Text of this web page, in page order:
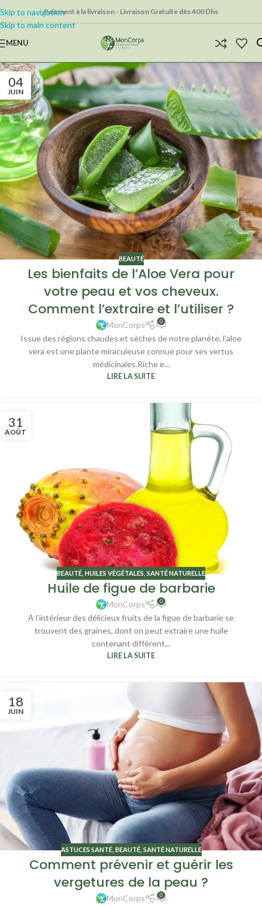
Skip to navigation
Skip to main content
Paiement à la livraison - Livraison Gratuite dès 400 Dhs
MENU
04
JUIN
BEAUTÉ
Les bienfaits de l’Aloe Vera pour
votre peau et vos cheveux.
Comment l’extraire et l’utiliser ?
MonCorps 0
Issue des régions chaudes et sèches de notre planète, l’aloe
vera est une plante miraculeuse connue pour ses vertus
médicinales.Riche e...
LIRE LA SUITE
31
AOÛT
BEAUTÉ HUILES VÉGÉTALES SANTÉ NATURELLE
Huile de figue de barbarie
MonCorps 0
À l’intérieur des délicieux fruits de la figue de barbarie se
trouvent des graines, dont on peut extraire une huile
contenant différent...
LIRE LA SUITE
18
JUIN
ASTUCES SANTÉ, BEAUTÉ, SANTÉ NATURELLE
Comment prévenir et guérir les
vergetures de la peau ?
MonCorps 0